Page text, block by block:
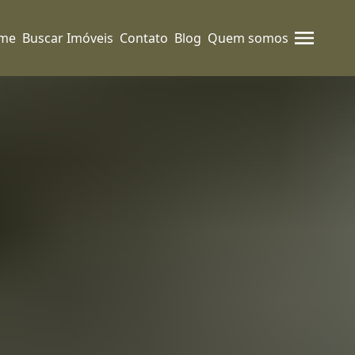
Buscar Imóveis Contato Blog Quem somos